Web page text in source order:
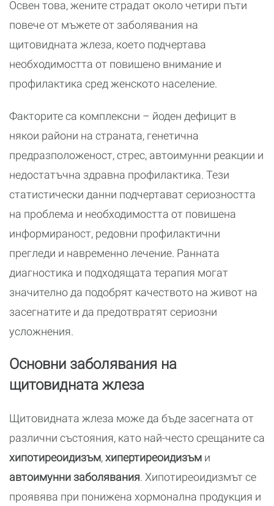
Освен това, жените страдат около четири пъти
повече от мъжете от заболявания на
щитовидната жлеза, което подчертава
необходимостта от повишено внимание и
профилактика сред женското население.
Факторите са комплексни – йоден дефицит в
някои райони на страната, генетична
предразположеност, стрес, автоимунни реакции и
недостатъчна здравна профилактика. Тези
статистически данни подчертават сериозността
на проблема и необходимостта от повишена
информираност, редовни профилактични
прегледи и навременно лечение. Ранната
диагностика и подходящата терапия могат
значително да подобрят качеството на живот на
засегнатите и да предотвратят сериозни
усложнения.
Основни заболявания на
щитовидната жлеза
Щитовидната жлеза може да бъде засегната от
различни състояния, като най-често срещаните са
хипотиреоидизъм,хипертиреоидизъм и
автоимунни заболявания. Хипотиреоидизмът се
проявява при понижена хормонална продукция и